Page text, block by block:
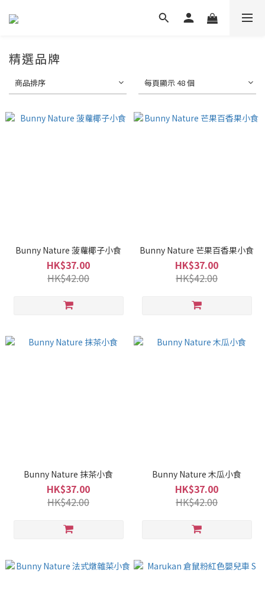
精選品牌
商品排序 每頁顯示 48 個
Bunny Nature 菠蘿椰子小食
HK$37.00
HK$42.00
Bunny Nature 芒果百香果小食
HK$37.00
HK$42.00
Bunny Nature 抹茶小食
HK$37.00
HK$42.00
Bunny Nature 木瓜小食
HK$37.00
HK$42.00